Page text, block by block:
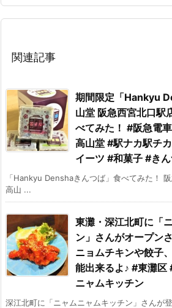
関連記事
期間限定「Hankyu
山堂 阪急西宮北口駅
べてみた！ #阪急電
高山堂 #駅ナカ駅チ
イーツ #和菓子 #き
「Hankyu Denshaきんつば」食べてみた！
高山 ...
東灘・深江北町に「
ン」さんがオープン
ニョムチキンや餃子
能出来るよ♪ #東灘区
ニャムキッチン
深江北町に「ニャムニャムキッチン」さんが